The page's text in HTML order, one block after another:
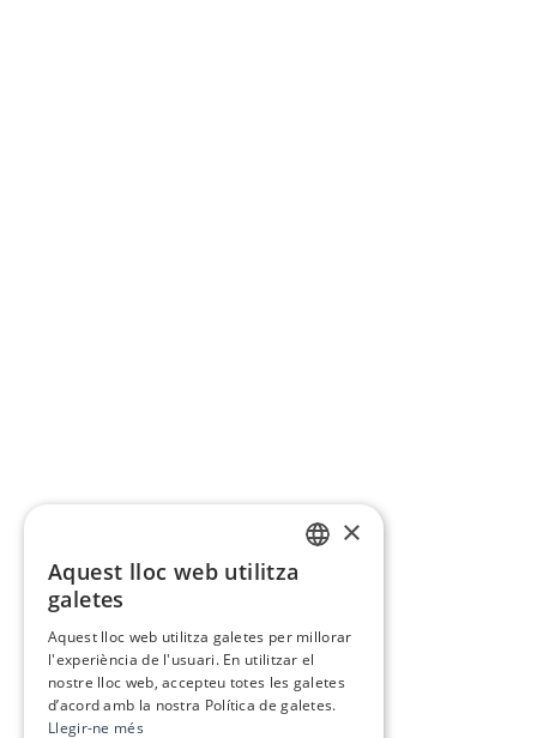
×
Aquest lloc web utilitza
galetes
Aquest lloc web utilitza galetes per millorar
l'experiència de l'usuari. En utilitzar el
nostre lloc web, accepteu totes les galetes
d’acord amb la nostra Política de galetes.
Llegir-ne més